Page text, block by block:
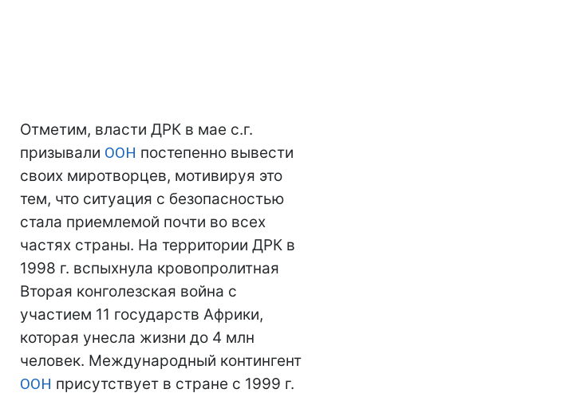
Отметим, власти ДРК в мае с.г.
призывали ООН постепенно вывести
своих миротворцев, мотивируя это
тем, что ситуация с безопасностью
стала приемлемой почти во всех
частях страны. На территории ДРК в
1998 г. вспыхнула кровопролитная
Вторая конголезская война с
участием 11 государств Африки,
которая унесла жизни до 4 млн
человек. Международный контингент
ООН присутствует в стране с 1999 г.